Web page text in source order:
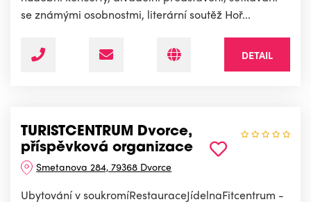
se známými osobnostmi, literární soutěž Hoř...
DETAIL
TURISTCENTRUM Dvorce,
příspěvková organizace
Smetanova 284, 79368 Dvorce
Ubytování v soukromíRestauraceJídelnaFitcentrum -